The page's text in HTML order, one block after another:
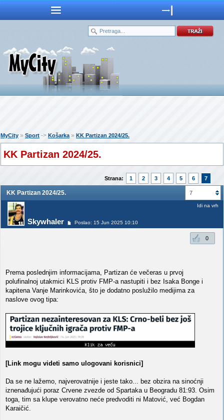
MyCity » Sport -> Košarka» KK Partizan 2024/25.
KK Partizan 2024/25.
Strana: 1 2 3 4 5 6 7
7
KK Partizan 2024/25.
Skywhaler Poslao: 15 Jun 2025 10:10
Idi na vrh
0
Prema poslednjim informacijama, Partizan će večeras u prvoj
polufinalnoj utakmici KLS protiv FMP-a nastupiti i bez Isaka Bonge i
kapitena Vanje Marinkovića, što je dodatno poslužilo medijima za
naslove ovog tipa:
[Link mogu videti samo ulogovani korisnici]
Da se ne lažemo, najverovatnije i jeste tako... bez obzira na sinoćnji
iznenađujući poraz Crvene zvezde od Spartaka u Beogradu 81:93. Osim
toga, tim sa klupe verovatno neće predvoditi ni Matović, već Bogdan
Karaičić.